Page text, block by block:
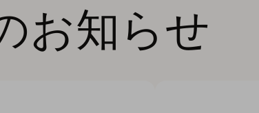
お知らせ